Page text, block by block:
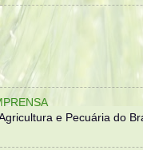
e Pecuária do